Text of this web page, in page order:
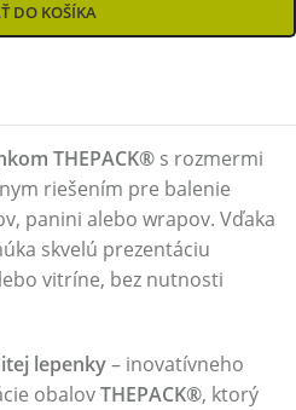
DO KOŠÍKA
THEPACK® s rozmermi
riešením pre balenie
panini alebo wrapov. Vďaka
skvelú prezentáciu
vitríne, bez nutnosti
lepenky– inovatívneho
obalovTHEPACK®, ktorý